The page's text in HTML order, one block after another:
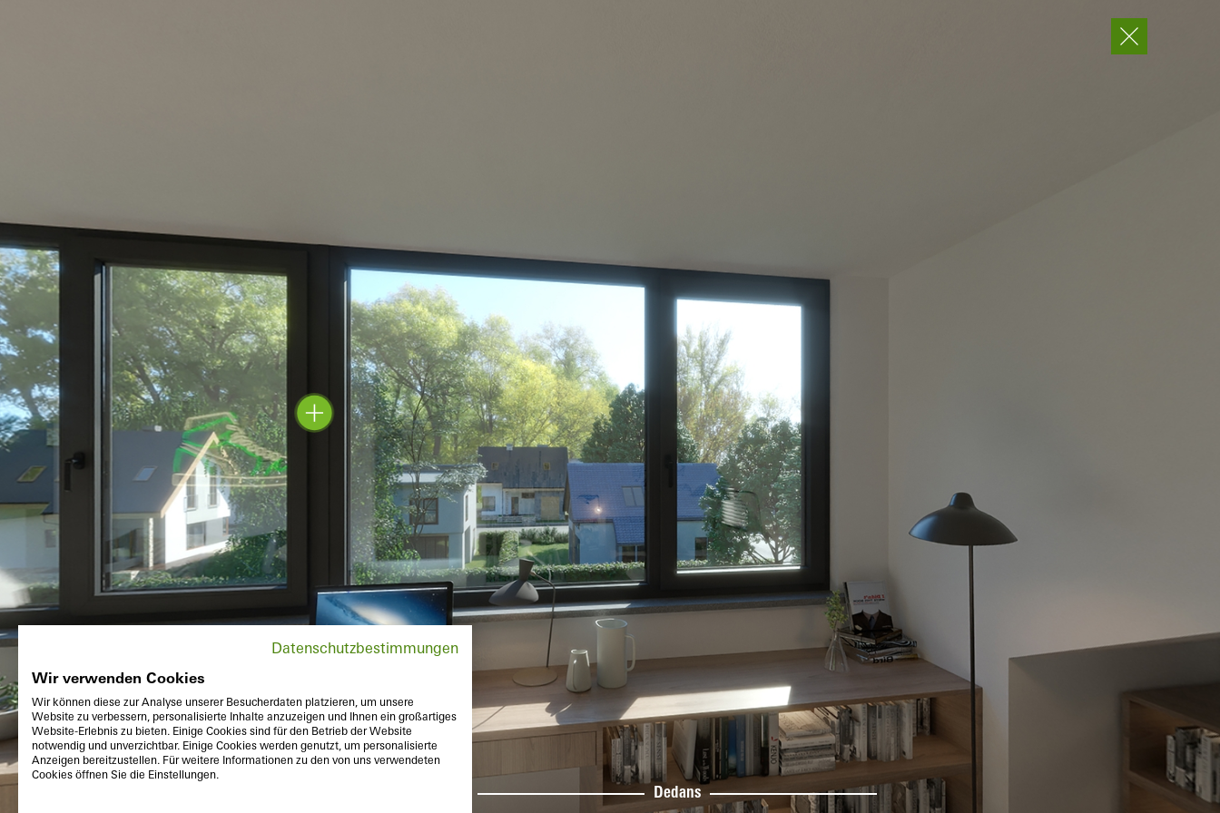
Dedans
Datenschutzbestimmungen
Wir verwenden Cookies
Wir können diese zur Analyse unserer Besucherdaten platzieren, um unsere
Website zu verbessern, personalisierte Inhalte anzuzeigen und Ihnen ein großartiges
Website-Erlebnis zu bieten. Einige Cookies sind für den Betrieb der Website
notwendig und unverzichtbar. Einige Cookies werden genutzt, um personalisierte
Anzeigen bereitzustellen. Für weitere Informationen zu den von uns verwendeten
Cookies öffnen Sie die Einstellungen.